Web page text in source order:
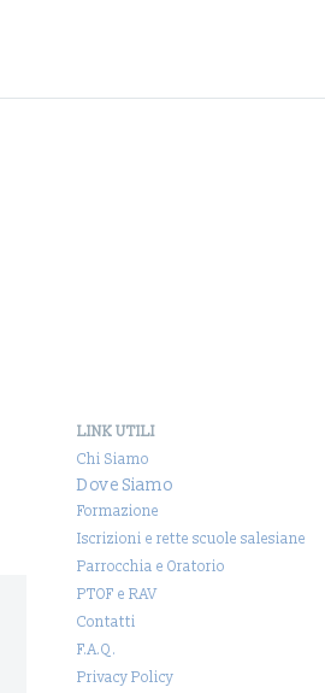
LINK UTILI
Chi Siamo
Dove Siamo
Formazione
Iscrizioni e rette scuole salesiane
Parrocchia e Oratorio
PTOF e RAV
Contatti
F.A.Q.
Privacy Policy